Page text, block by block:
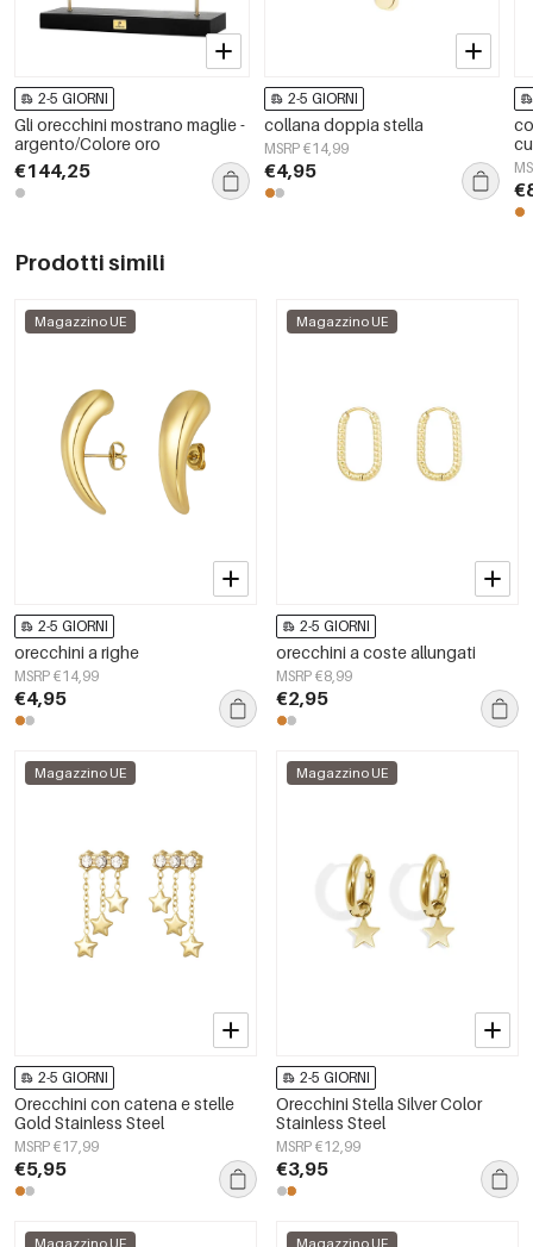
2-5 GIORNI
Gli orecchini mostrano maglie -
argento/Colore oro
€144,25
2-5 GIORNI
collana doppia stella
MSRP €14,99
€4,95
Prodotti simili
Magazzino UE
2-5 GIORNI
orecchini a righe
MSRP €14,99
€4,95
Magazzino UE
2-5 GIORNI
orecchini a coste allungati
MSRP €8,99
€2,95
Magazzino UE
2-5 GIORNI
Orecchini con catena e stelle
Gold Stainless Steel
MSRP €17,99
€5,95
Magazzino UE
2-5 GIORNI
Orecchini Stella Silver Color
Stainless Steel
MSRP €12,99
€3,95
Magazzino UE Magazzino UE